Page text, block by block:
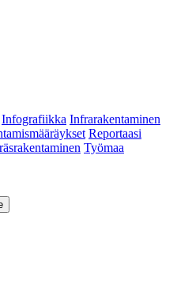
Infografiikka Infrarakentaminen
Reportaasi
Työmaa